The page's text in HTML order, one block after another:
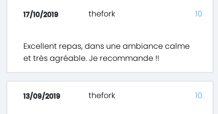
17/10/2019 thefork
Excellent repas, dans une ambiance calme
et très agréable. Je recommande !!
10
13/09/2019 thefork 10